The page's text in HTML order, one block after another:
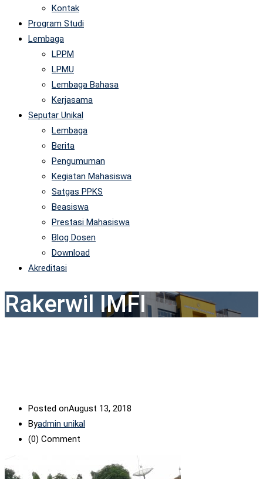
Kontak
Program Studi
Lembaga
LPPM
LPMU
Lembaga Bahasa
Kerjasama
Seputar Unikal
Lembaga
Berita
Pengumuman
Kegiatan Mahasiswa
Satgas PPKS
Beasiswa
Prestasi Mahasiswa
Blog Dosen
Download
Akreditasi
Rakerwil IMFI
Posted onAugust 13, 2018
Byadmin unikal
(0) Comment